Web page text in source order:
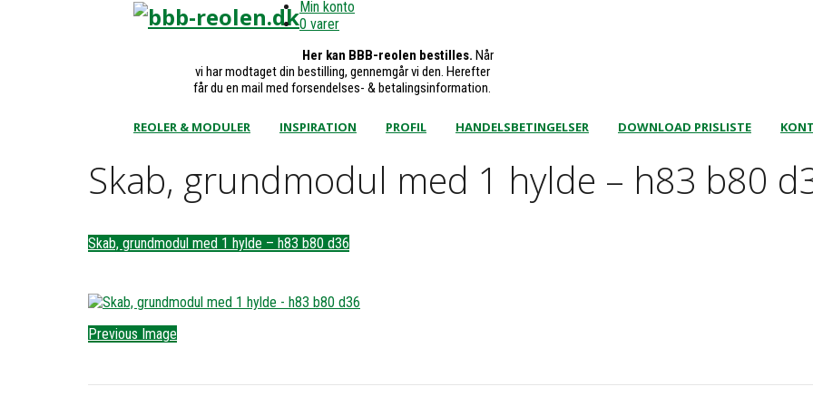
Min konto
0 varer
Her kan BBB-reolen bestilles. Når
vi har modtaget din bestilling, gennemgår vi den. Herefter
får du en mail med forsendelses- & betalingsinformation.
REOLER & MODULER INSPIRATION PROFIL HANDELSBETINGELSER DOWNLOAD PRISLISTE
Skab, grundmodul med 1 hylde – h83 b80
Skab, grundmodul med 1 hylde – h83 b80 d36
Previous Image